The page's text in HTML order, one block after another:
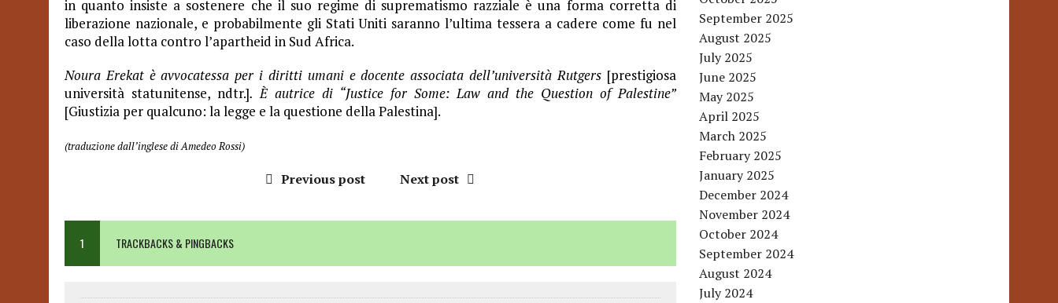
in quanto insiste a sostenere che il suo regime di suprematismo razziale è una forma corretta di
liberazione nazionale, e probabilmente gli Stati Uniti saranno l’ultima tessera a cadere come fu nel
caso della lotta contro l’apartheid in Sud Africa.
Noura Erekat è avvocatessa per i diritti umani e docente associata dell’università Rutgers [prestigiosa
università statunitense, ndtr.]. È autrice di “Justice for Some: Law and the Question of Palestine”
[Giustizia per qualcuno: la legge e la questione della Palestina].
(traduzione dall’inglese di Amedeo Rossi)
Previous post Next post
1 TRACKBACKS & PINGBACKS
September 2025
August 2025
July 2025
June 2025
May 2025
April 2025
March 2025
February 2025
January 2025
December 2024
November 2024
October 2024
September 2024
August 2024
July 2024